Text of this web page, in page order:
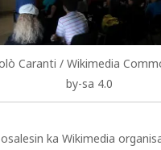
Caranti / Wikimedia
by-sa 4.0
ka Wikimedia